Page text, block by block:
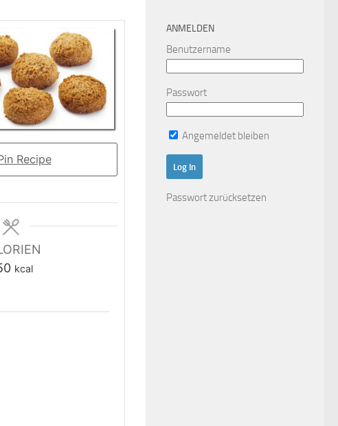
Recipe
kcal
ANMELDEN
Benutzername
Passwort
Angemeldet bleiben
Passwort zurücksetzen